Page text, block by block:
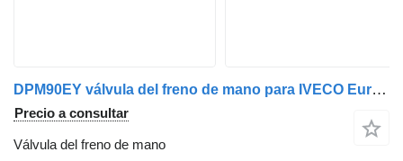
DPM90EY válvula del freno de mano para IVECO EuroCargo camión
Precio a consultar
Válvula del freno de mano